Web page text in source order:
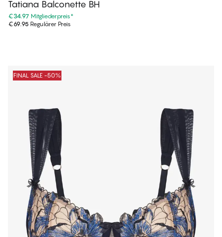
Tatiana Balconette BH
€34.97 Mitgliederpreis*
€69.95 Regulärer Preis
FINAL SALE -50%